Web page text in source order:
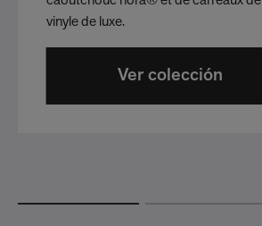
vinyle de luxe.
Ver colección